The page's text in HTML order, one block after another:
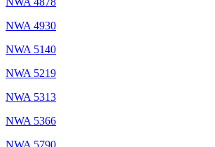
NWA 4930
NWA 5140
NWA 5219
NWA 5313
NWA 5366